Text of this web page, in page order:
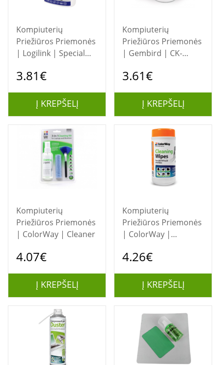
Kompiuterių
Priežiūros Priemonės
| Logilink | Special
TFT and LCD | cleaner
3.81€
Į KREPŠELĮ
Kompiuterių
Priežiūros Priemonės
| Gembird | CK-
wipes
3.61€
Į KREPŠELĮ
Kompiuterių
Priežiūros Priemonės
| ColorWay | Cleaner
4.07€
Į KREPŠELĮ
Kompiuterių
Priežiūros Priemonės
| ColorWay |
4.26€
Į KREPŠELĮ